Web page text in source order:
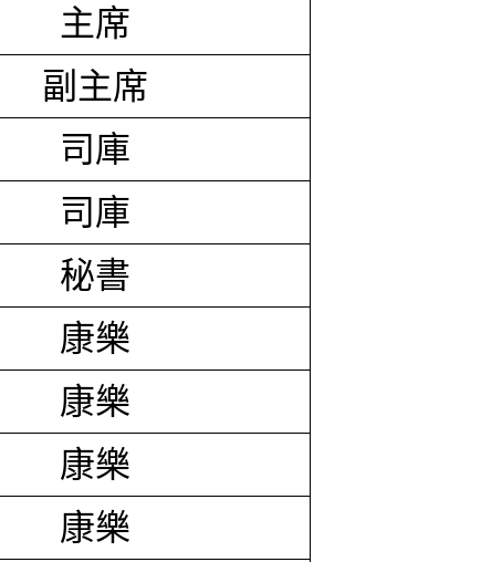
主席
副主席
司庫
司庫
秘書
康樂
康樂
康樂
康樂